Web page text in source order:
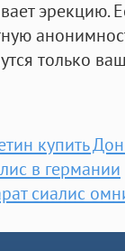
эрекцию.
только
купить
в германии
сиалис